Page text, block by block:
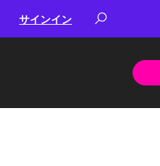
サインイン